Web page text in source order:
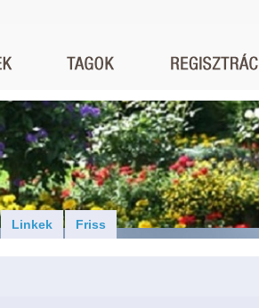
Linkek Friss